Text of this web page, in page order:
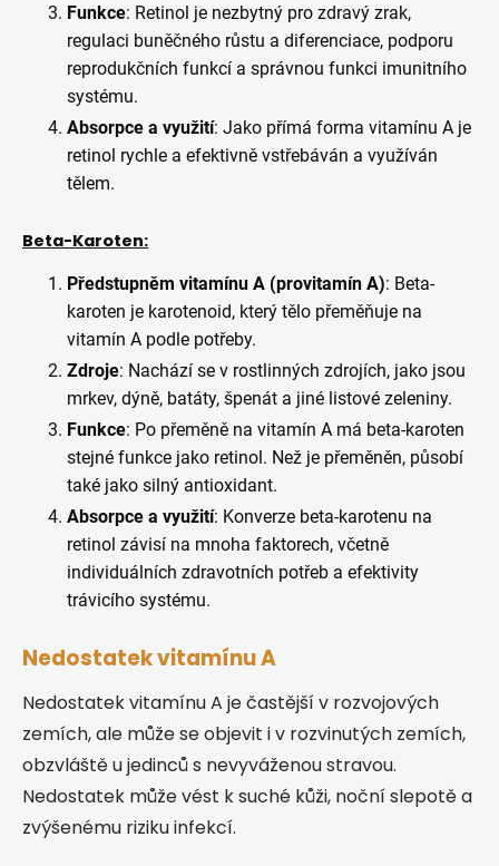
Funkce: Retinol je nezbytný pro zdravý zrak,
regulaci buněčného růstu a diferenciace, podporu
reprodukčních funkcí a správnou funkci imunitního
systému.
Absorpce a využití: Jako přímá forma vitamínu A je
retinol rychle a efektivně vstřebáván a využíván
tělem.
Beta-Karoten:
Předstupněm vitamínu A (provitamín A): Beta-
karoten je karotenoid, který tělo přeměňuje na
vitamín A podle potřeby.
Zdroje: Nachází se v rostlinných zdrojích, jako jsou
mrkev, dýně, batáty, špenát a jiné listové zeleniny.
Funkce: Po přeměně na vitamín A má beta-karoten
stejné funkce jako retinol. Než je přeměněn, působí
také jako silný antioxidant.
Absorpce a využití: Konverze beta-karotenu na
retinol závisí na mnoha faktorech, včetně
individuálních zdravotních potřeb a efektivity
trávicího systému.
Nedostatek vitamínu A
Nedostatek vitamínu A je častější v rozvojových
zemích, ale může se objevit i v rozvinutých zemích,
obzvláště u jedinců s nevyváženou stravou.
Nedostatek může vést k suché kůži, noční slepotě a
zvýšenému riziku infekcí.